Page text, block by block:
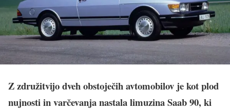
Z združitvijo dveh obstoječih avtomobilov je kot plod
nujnosti in varčevanja nastala limuzina Saab 90, ki